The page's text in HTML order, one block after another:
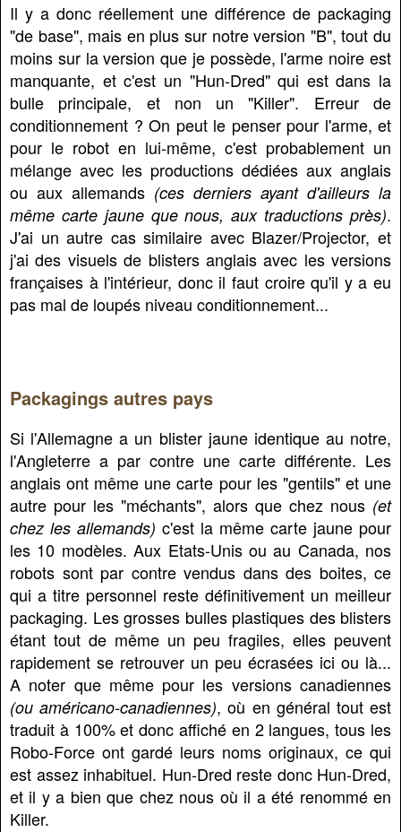
Il y a donc réellement une différence de packaging
"de base", mais en plus sur notre version "B", tout du
moins sur la version que je possède, l'arme noire est
manquante, et c'est un "Hun-Dred" qui est dans la
bulle principale, et non un "Killer". Erreur de
conditionnement ? On peut le penser pour l'arme, et
pour le robot en lui-même, c'est probablement un
mélange avec les productions dédiées aux anglais
ou aux allemands (ces derniers ayant d'ailleurs la
même carte jaune que nous, aux traductions près).
J'ai un autre cas similaire avec Blazer/Projector, et
j'ai des visuels de blisters anglais avec les versions
françaises à l'intérieur, donc il faut croire qu'il y a eu
pas mal de loupés niveau conditionnement...
Packagings autres pays
Si l'Allemagne a un blister jaune identique au notre,
l'Angleterre a par contre une carte différente. Les
anglais ont même une carte pour les "gentils" et une
autre pour les "méchants", alors que chez nous (et
chez les allemands) c'est la même carte jaune pour
les 10 modèles. Aux Etats-Unis ou au Canada, nos
robots sont par contre vendus dans des boites, ce
qui a titre personnel reste définitivement un meilleur
packaging. Les grosses bulles plastiques des blisters
étant tout de même un peu fragiles, elles peuvent
rapidement se retrouver un peu écrasées ici ou là...
A noter que même pour les versions canadiennes
(ou américano-canadiennes), où en général tout est
traduit à 100% et donc affiché en 2 langues, tous les
Robo-Force ont gardé leurs noms originaux, ce qui
est assez inhabituel. Hun-Dred reste donc Hun-Dred,
et il y a bien que chez nous où il a été renommé en
Killer.